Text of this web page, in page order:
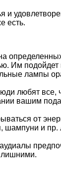
есть.
Им подойдет
лампы
любят все,
вашим
от
шампуни и
лишними.